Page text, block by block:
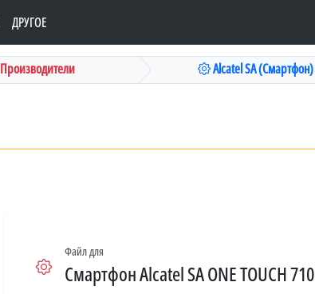
ДРУГОЕ
Производители Alcatel SA (Смартфон)
Файл для
Смартфон Alcatel SA ONE TOUCH 710